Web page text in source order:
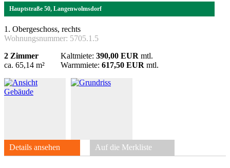
Hauptstraße 50, Langenwolmsdorf
1. Obergeschoss, rechts
Wohnungsnummer: 5705.1.5
2 Zimmer
ca. 65,14 m²
Kaltmiete: 390,00 EUR mtl.
Warmmiete: 617,50 EUR mtl.
Details ansehen Auf die Merkliste